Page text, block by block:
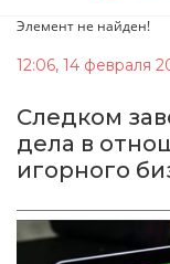
Элемент не найден!
12:06, 14 февраля
Следком
дела в
игорного